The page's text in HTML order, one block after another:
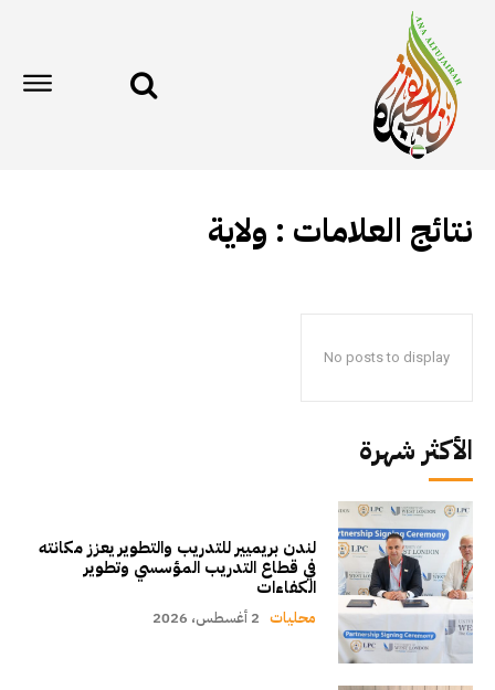
نتائج العلامات : ولاية
No posts to display
الأكثر شهرة
لندن بريميير للتدريب والتطوير يعزز مكانته
في قطاع التدريب المؤسسي وتطوير
الكفاءات
محليات 2 أغسطس، 2026